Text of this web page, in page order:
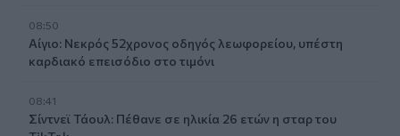
08:50
Αίγιο: Νεκρός 52χρονος οδηγός λεωφορείου, υπέστη
καρδιακό επεισόδιο στο τιμόνι
08:41
Σίντνεϊ Τάουλ: Πέθανε σε ηλικία 26 ετών η σταρ του